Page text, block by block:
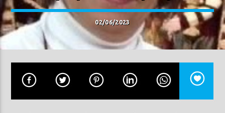
ΕΤΣΙ ΚΙ ΑΛΛΙΩΣ
ΓΙΩΡΓΟΣ ΝΤΑΛΑΡΑΣ02/06/2023